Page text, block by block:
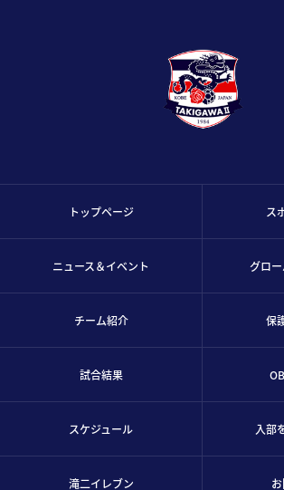
トップページ
ニュース＆イベント
チーム紹介
試合結果
スケジュール
滝二イレブン
ス
グロ
保
入部